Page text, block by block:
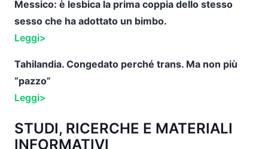
Messico: è lesbica la prima coppia dello stesso
sesso che ha adottato un bimbo.
Leggi>
Tahilandia. Congedato perché trans. Ma non più
“pazzo”
Leggi>
STUDI, RICERCHE E MATERIALI
INFORMATIVI